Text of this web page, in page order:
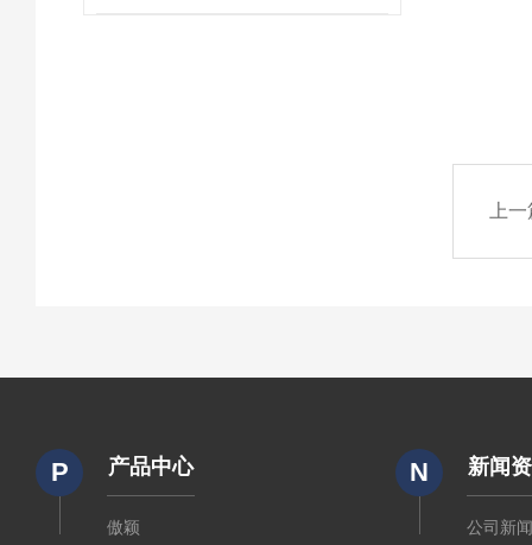
上
P 产品中心
傲颖
N 新闻
公司新